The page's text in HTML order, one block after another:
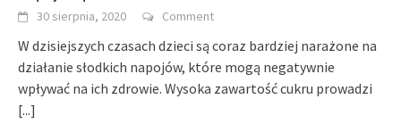
30 sierpnia, 2020 Comment
W dzisiejszych czasach dzieci są coraz bardziej narażone na
działanie słodkich napojów, które mogą negatywnie
wpływać na ich zdrowie. Wysoka zawartość cukru prowadzi
[...]